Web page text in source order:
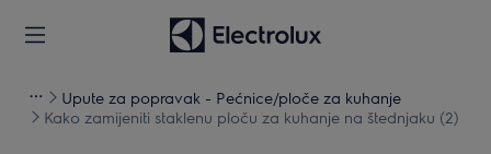
Upute za popravak - Pećnice/ploče za kuhanje
Kako zamijeniti staklenu ploču za kuhanje na štednjaku (2)